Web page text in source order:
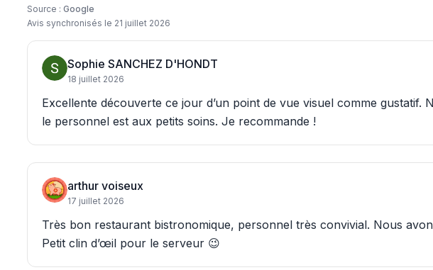
Source : Google
Avis synchronisés le 21 juillet 2026
Sophie SANCHEZ D'HONDT
18 juillet 2026
Excellente découverte ce jour d’un point de vue visuel comme gustatif.
le personnel est aux petits soins. Je recommande !
arthur voiseux
17 juillet 2026
Très bon restaurant bistronomique, personnel très convivial. Nous
Petit clin d’œil pour le serveur 😉